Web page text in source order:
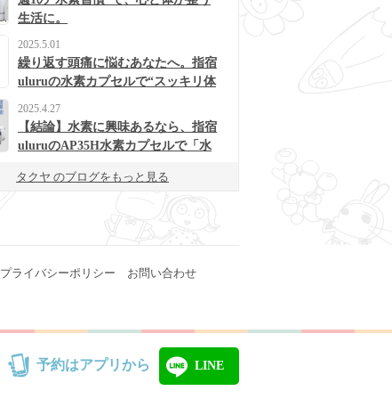
生活に。
2025.5.01
繰り返す頭痛に悩むあなたへ。指宿
uluruの水素カプセルで“スッキリ体
2025.4.27
【結論】水素に興味あるなら、指宿
uluruのAP35H水素カプセルで「水
タクヤ のブログをもっと見る
プライバシーポリシー お問い合わせ
予約はアプリから LINE